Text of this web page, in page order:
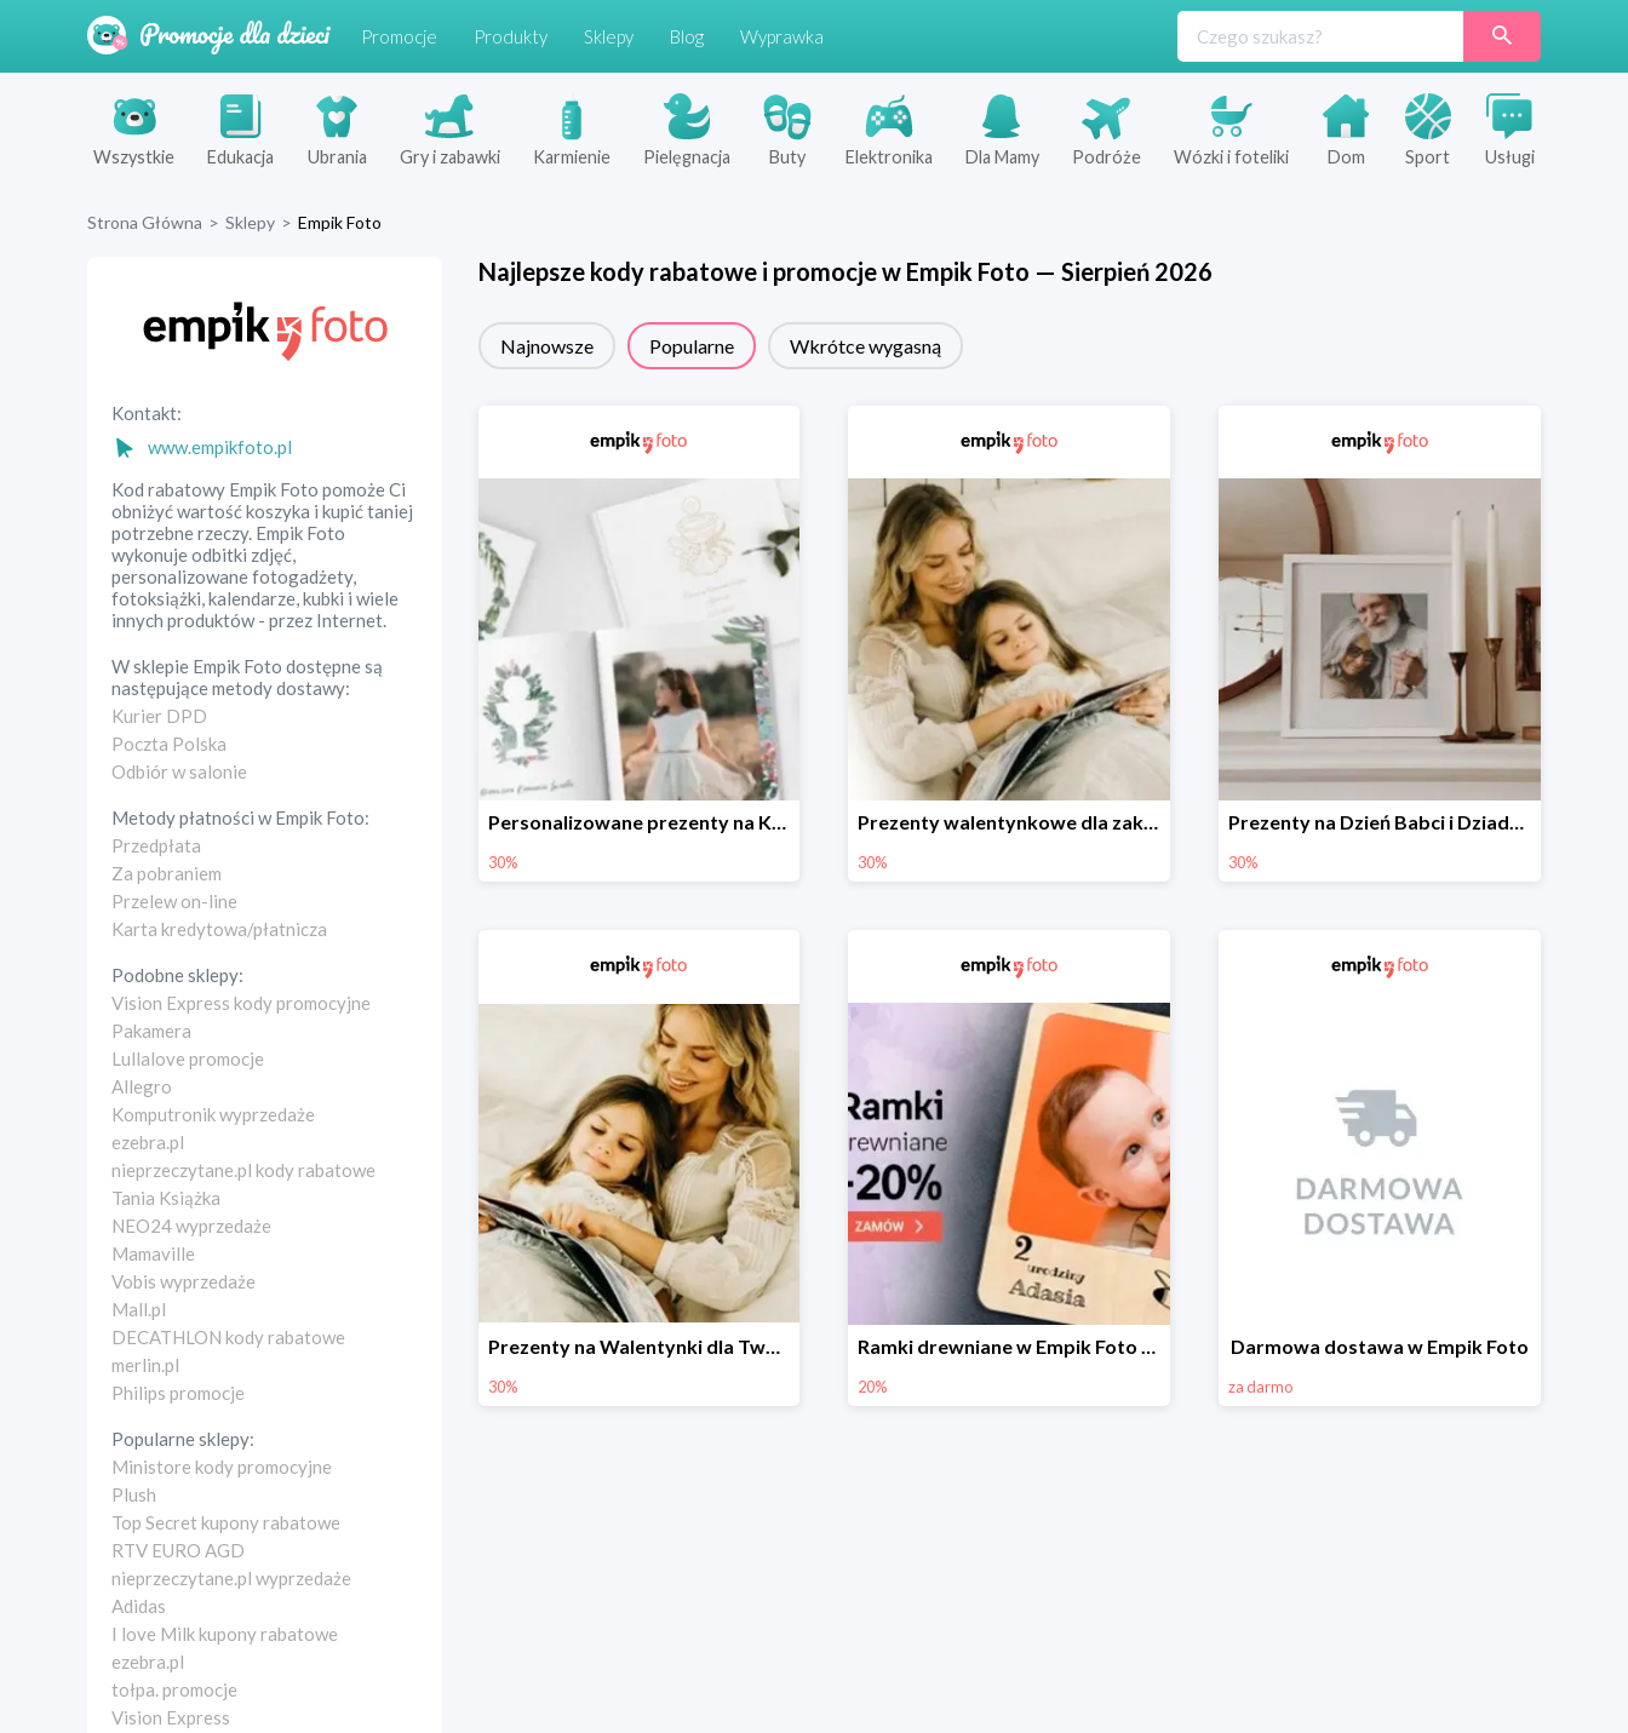
Promocje Produkty Sklepy Blog Wyprawka
Wszystkie Edukacja Ubrania Gry i zabawki Karmienie Pielęgnacja Buty Elektronika Dla Mamy Podróże Wózki i foteliki Dom Sport Usługi
Strona Główna > Sklepy > Empik Foto
Kontakt:
www.empikfoto.pl
Kod rabatowy Empik Foto pomoże Ci
obniżyć wartość koszyka i kupić taniej
potrzebne rzeczy. Empik Foto
wykonuje odbitki zdjęć,
personalizowane fotogadżety,
fotoksiążki, kalendarze, kubki i wiele
innych produktów - przez Internet.
W sklepie Empik Foto dostępne są
następujące metody dostawy:
Kurier DPD
Poczta Polska
Odbiór w salonie
Metody płatności wEmpik Foto:
Przedpłata
Za pobraniem
Przelew on-line
Karta kredytowa/płatnicza
Podobne sklepy:
Vision Express kody promocyjne
Pakamera
Lullalove promocje
Allegro
Komputronik wyprzedaże
ezebra.pl
nieprzeczytane.pl kody rabatowe
Tania Książka
NEO24 wyprzedaże
Mamaville
Vobis wyprzedaże
Mall.pl
DECATHLON kody rabatowe
merlin.pl
Philips promocje
Popularne sklepy:
Ministore kody promocyjne
Plush
Top Secret kupony rabatowe
RTV EURO AGD
nieprzeczytane.pl wyprzedaże
Adidas
I love Milk kupony rabatowe
ezebra.pl
tołpa. promocje
Vision Express
Najlepsze kody rabatowe i promocje w Empik Foto — Sierpień 2026
Najnowsze Popularne Wkrótce wygasną
Personalizowane prezenty na Komunię w Empik Foto do -30%
30%
Prezenty walentynkowe dla zakochanych i bliskich w Empik Foto do -30%
30%
Prezenty na Dzień Babci i Dziadka w Empik Foto do -30%
30%
Prezenty na Walentynki dla Twoich bliskich w Empik Foto do -30%
30%
Ramki drewniane w Empik Foto do -20%
20%
Darmowa dostawa w Empik Foto
za darmo